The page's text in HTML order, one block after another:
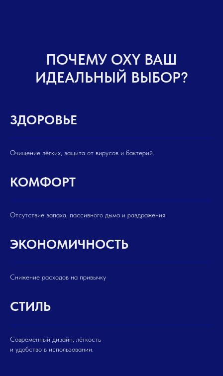
ПОЧЕМУ OXY ВАШ
ИДЕАЛЬНЫЙ ВЫБОР?
ЗДОРОВЬЕ
Очищение лёгких, защита от вирусов и бактерий.
КОМФОРТ
Отсутствие запаха, пассивного дыма и раздражения.
ЭКОНОМИЧНОСТЬ
Снижение расходов на привычку
СТИЛЬ
Современный дизайн, лёгкость
и удобство в использовании.